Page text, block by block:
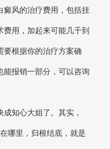
癜风的治疗费用，包括挂
用，加起来可能几千到
要根据你的治疗方案确
能报销一部分，可以咨询
知心大姐了。其实，
哪里，归根结底，就是